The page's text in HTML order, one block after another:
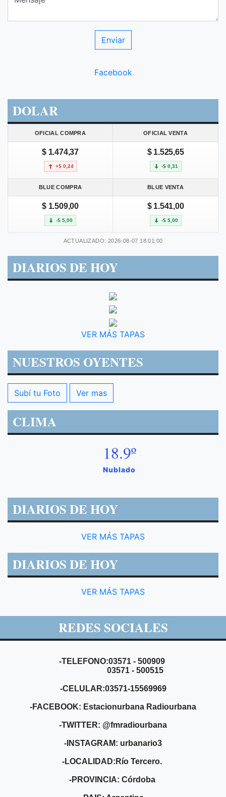
Facebook
DOLAR
OFICIAL COMPRA OFICIAL VENTA
$ 1.474,37
+$ 0,24
$ 1.525,65
-$ 0,31
BLUE COMPRA BLUE VENTA
$ 1.509,00
-$ 5,00
$ 1.541,00
-$ 5,00
ACTUALIZADO: 2026-08-07 18:01:00
DIARIOS DE HOY
VER MÁS TAPAS
NUESTROS OYENTES
Subí tu Foto Ver mas
CLIMA
18.9º
Nublado
DIARIOS DE HOY
VER MÁS TAPAS
DIARIOS DE HOY
VER MÁS TAPAS
REDES SOCIALES
-TELEFONO:03571 - 500909
03571 - 500515
-CELULAR:03571-15569969
-FACEBOOK: Estacionurbana Radiourbana
-TWITTER: @fmradiourbana
-INSTAGRAM: urbanario3
-LOCALIDAD:Río Tercero.
-PROVINCIA: Córdoba